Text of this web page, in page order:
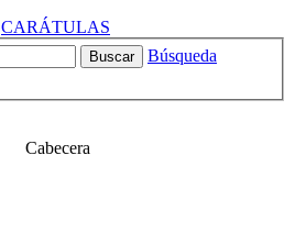
CARÁTULAS
Buscar
Búsqueda